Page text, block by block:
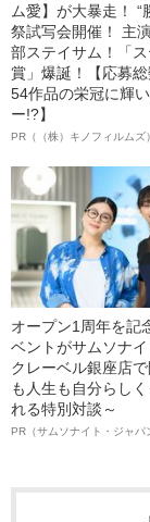
ム愛】が大暴走！ “
祭試写会開催！ 主
部ステイサム！「
賞」爆誕！【応募
54作品の栄冠に輝
ー!?】
PR（（株）キノフィルムズ）
オープン1周年を記
ベントがサムソナ
クレーベル銀座店
も人生も自分らし
れる特別対談～
PR（サムソナイト・ジャパ